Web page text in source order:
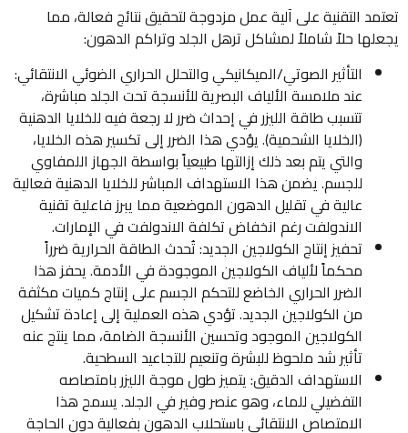
تعتمد التقنية على آلية عمل مزدوجة لتحقيق نتائج فعالة، مما
يجعلها حلاً شاملاً لمشاكل ترهل الجلد وتراكم الدهون:
التأثير الصوتي/الميكانيكي والتحلل الحراري الضوئي الانتقائي:
عند ملامسة الألياف البصرية للأنسجة تحت الجلد مباشرة،
تتسبب طاقة الليزر في إحداث ضرر لا رجعة فيه للخلايا الدهنية
(الخلايا الشحمية). يؤدي هذا الضرر إلى تكسير هذه الخلايا،
والتي يتم بعد ذلك إزالتها طبيعياً بواسطة الجهاز اللمفاوي
للجسم. يضمن هذا الاستهداف المباشر للخلايا الدهنية فعالية
عالية في تقليل الدهون الموضعية مما يبرز فاعلية تقنية
الاندولفت رغم انخفاض تكلفة الاندولفت في الإمارات.
تحفيز إنتاج الكولاجين الجديد: تُحدث الطاقة الحرارية ضرراً
محكماً لألياف الكولاجين الموجودة في الأدمة. يحفز هذا
الضرر الحراري الخاضع للتحكم الجسم على إنتاج كميات مكثفة
من الكولاجين الجديد. تؤدي هذه العملية إلى إعادة تشكيل
الكولاجين الموجود وتحسين الأنسجة الضامة، مما ينتج عنه
تأثير شد ملحوظ للبشرة وتنعيم للتجاعيد السطحية.
الاستهداف الدقيق: يتميز طول موجة الليزر بامتصاصه
التفضيلي للماء، وهو عنصر وفير في الجلد. يسمح هذا
الامتصاص الانتقائي باستحلاب الدهون بفعالية دون الحاجة